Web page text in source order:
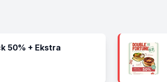
50% + Ekstra